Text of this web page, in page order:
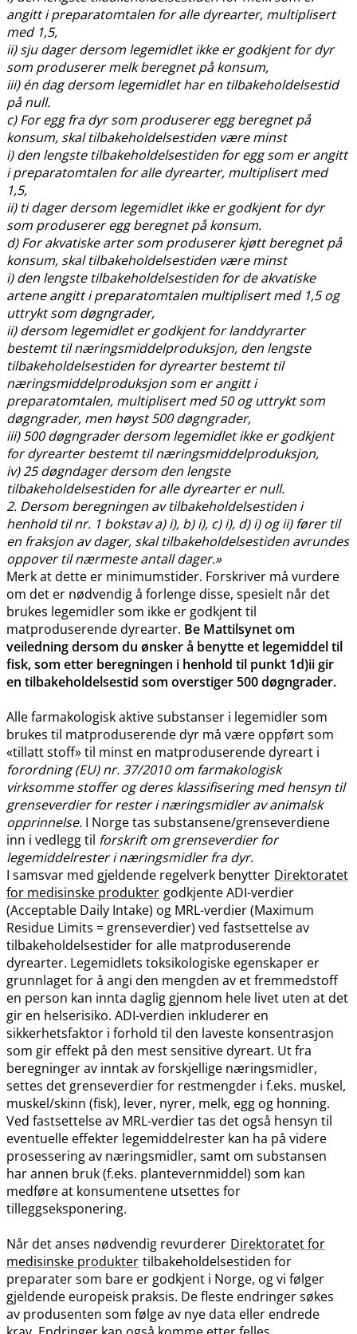
angitt i preparatomtalen for alle dyrearter, multiplisert
med 1,5,
ii) sju dager dersom legemidlet ikke er godkjent for dyr
som produserer melk beregnet på konsum,
iii) én dag dersom legemidlet har en tilbakeholdelsestid
på null.
c) For egg fra dyr som produserer egg beregnet på
konsum, skal tilbakeholdelsestiden være minst
i) den lengste tilbakeholdelsestiden for egg som er angitt
i preparatomtalen for alle dyrearter, multiplisert med
1,5,
ii) ti dager dersom legemidlet ikke er godkjent for dyr
som produserer egg beregnet på konsum.
d) For akvatiske arter som produserer kjøtt beregnet på
konsum, skal tilbakeholdelsestiden være minst
i) den lengste tilbakeholdelsestiden for de akvatiske
artene angitt i preparatomtalen multiplisert med 1,5 og
uttrykt som døgngrader,
ii) dersom legemidlet er godkjent for landdyrarter
bestemt til næringsmiddelproduksjon, den lengste
tilbakeholdelsestiden for dyrearter bestemt til
næringsmiddelproduksjon som er angitt i
preparatomtalen, multiplisert med 50 og uttrykt som
døgngrader, men høyst 500 døgngrader,
iii) 500 døgngrader dersom legemidlet ikke er godkjent
for dyrearter bestemt til næringsmiddelproduksjon,
iv) 25 døgndager dersom den lengste
tilbakeholdelsestiden for alle dyrearter er null.
2. Dersom beregningen av tilbakeholdelsestiden i
henhold til nr. 1 bokstav a) i), b) i), c) i), d) i) og ii) fører til
en fraksjon av dager, skal tilbakeholdelsestiden avrundes
oppover til nærmeste antall dager.»
Merk at dette er minimumstider. Forskriver må vurdere
om det er nødvendig å forlenge disse, spesielt når det
brukes legemidler som ikke er godkjent til
matproduserende dyrearter. Be Mattilsynet om
veiledning dersom du ønsker å benytte et legemiddel til
fisk, som etter beregningen i henhold til punkt 1d)ii gir
en tilbakeholdelsestid som overstiger 500 døgngrader.
Alle farmakologisk aktive substanser i legemidler som
brukes til matproduserende dyr må være oppført som
«tillatt stoff» til minst en matproduserende dyreart i
forordning (EU) nr. 37/2010 om farmakologisk
virksomme stoffer og deres klassifisering med hensyn til
grenseverdier for rester i næringsmidler av animalsk
opprinnelse. I Norge tas substansene​/​grenseverdiene
inn i vedlegg til forskrift om grenseverdier for
legemiddelrester i næringsmidler fra dyr.
I samsvar med gjeldende regelverk benytter Direktoratet
for medisinske produkter godkjente ADI-verdier
(Acceptable Daily Intake) og MRL-verdier (Maximum
Residue Limits = grenseverdier) ved fastsettelse av
tilbakeholdelsestider for alle matproduserende
dyrearter. Legemidlets toksikologiske egenskaper er
grunnlaget for å angi den mengden av et fremmedstoff
en person kan innta daglig gjennom hele livet uten at det
gir en helserisiko. ADI-verdien inkluderer en
sikkerhetsfaktor i forhold til den laveste konsentrasjon
som gir effekt på den mest sensitive dyreart. Ut fra
beregninger av inntak av forskjellige næringsmidler,
settes det grenseverdier for restmengder i f.eks. muskel,
muskel​/​skinn (fisk), lever, nyrer, melk, egg og honning.
Ved fastsettelse av MRL-verdier tas det også hensyn til
eventuelle effekter legemiddelrester kan ha på videre
prosessering av næringsmidler, samt om substansen
har annen bruk (f.eks. plantevernmiddel) som kan
medføre at konsumentene utsettes for
tilleggseksponering.
Når det anses nødvendig revurderer Direktoratet for
medisinske produkter tilbakeholdelsestiden for
preparater som bare er godkjent i Norge, og vi følger
gjeldende europeisk praksis. De fleste endringer søkes
av produsenten som følge av nye data eller endrede